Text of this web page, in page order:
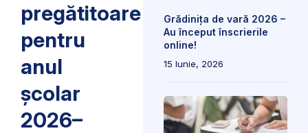
pregătitoare
pentru
anul
școlar
2026–
Grădinița de vară 2026 –
Au început înscrierile
online!
15 Iunie, 2026